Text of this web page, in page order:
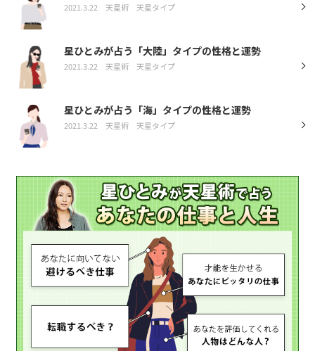
2021.3.22 天星術 天星タイプ
星ひとみが占う「大陸」タイプの性格と運勢
2021.3.22 天星術 天星タイプ
星ひとみが占う「海」タイプの性格と運勢
2021.3.22 天星術 天星タイプ